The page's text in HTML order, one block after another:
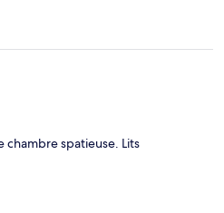
chambre spatieuse. Lits